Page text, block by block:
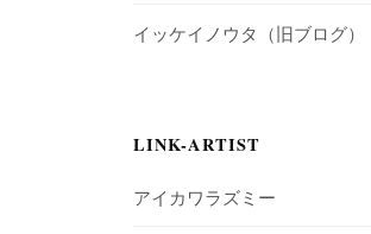
イッケイノウタ（旧ブログ）
LINK-ARTIST
アイカワラズミー